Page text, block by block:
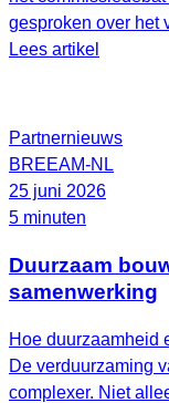
gesproken over het
Lees artikel
Partnernieuws
BREEAM-NL
25 juni 2026
5 minuten
Duurzaam
samenwerking
Hoe duurzaamheid
De verduurzaming
complexer. Niet